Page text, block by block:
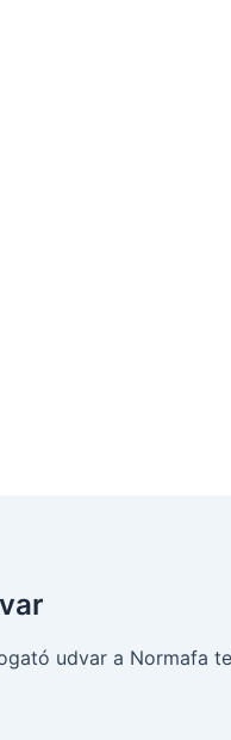
udvar a Normafa